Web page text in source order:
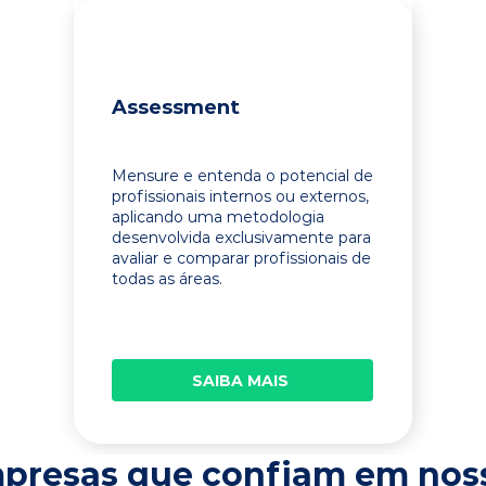
Assessment
Mensure e entenda o potencial de
profissionais internos ou externos,
aplicando uma metodologia
desenvolvida exclusivamente para
avaliar e comparar profissionais de
todas as áreas.
SAIBA MAIS
que confiam em